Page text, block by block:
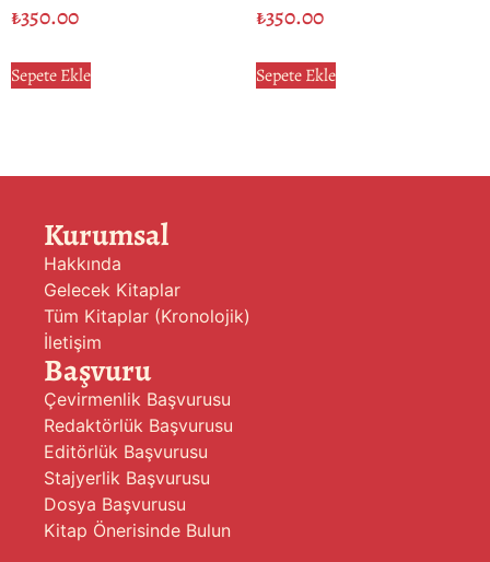
₺350.00
Sepete Ekle
₺350.00
Sepete Ekle
Kurumsal
Hakkında
Gelecek Kitaplar
Tüm Kitaplar (Kronolojik)
İletişim
Başvuru
Çevirmenlik Başvurusu
Redaktörlük Başvurusu
Editörlük Başvurusu
Stajyerlik Başvurusu
Dosya Başvurusu
Kitap Önerisinde Bulun